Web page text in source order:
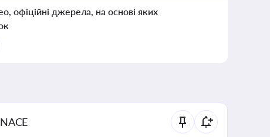
офіційні джерела, на основі яких